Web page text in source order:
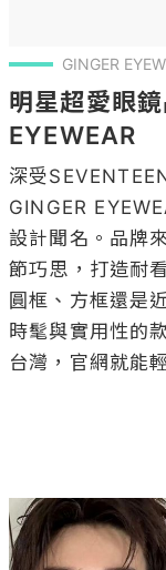
GINGER
明星超愛眼
EYEWEAR
深受
GINGER
設計聞名。品牌
節巧思，打造耐
圓框、方框還是
時髦與實用性的
台灣，官網就能